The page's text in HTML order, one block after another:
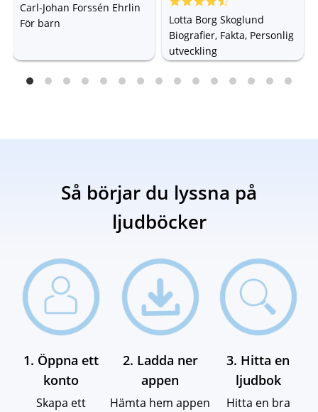
Carl-Johan Forssén Ehrlin
För barn
Lotta Borg Skoglund
Biografier, Fakta, Personlig
utveckling
Så börjar du lyssna på
ljudböcker
1. Öppna ett
konto
Skapa ett
2. Ladda ner
appen
Hämta hem appen
3. Hitta en
ljudbok
Hitta en bra